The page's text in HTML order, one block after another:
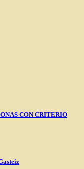
CON CRITERIO